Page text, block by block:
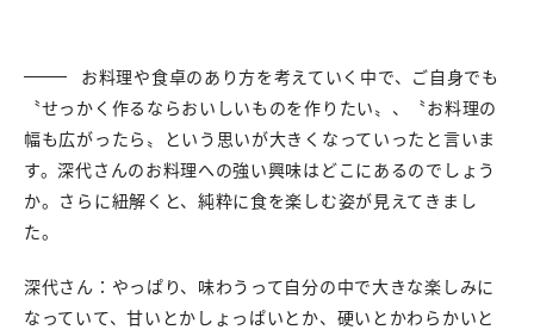
お料理や食卓のあり方を考えていく中で、ご自身でも
〝せっかく作るならおいしいものを作りたい〟、〝お料理の
幅も広がったら〟という思いが大きくなっていったと言いま
す。深代さんのお料理への強い興味はどこにあるのでしょう
か。さらに紐解くと、純粋に食を楽しむ姿が見えてきまし
た。
深代さん：やっぱり、味わうって自分の中で大きな楽しみに
なっていて、甘いとかしょっぱいとか、硬いとかわらかいと